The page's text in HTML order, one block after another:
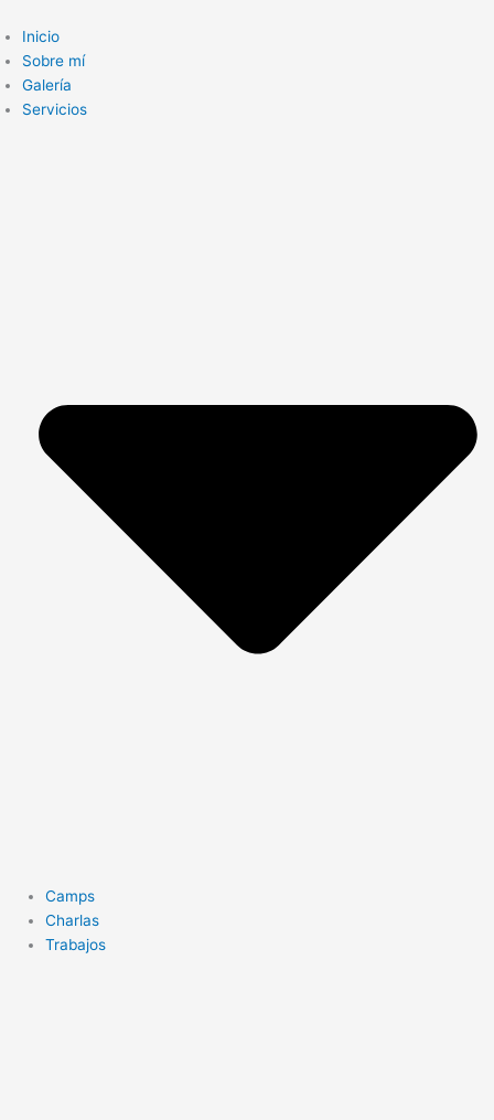
al
contenido
Inicio
Sobre mí
Galería
Servicios
Camps
Charlas
Trabajos